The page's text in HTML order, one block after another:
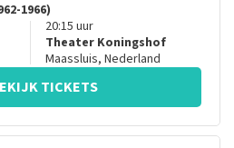
1966)
20:15 uur
Theater Koningshof
Maassluis, Nederland
TICKETS